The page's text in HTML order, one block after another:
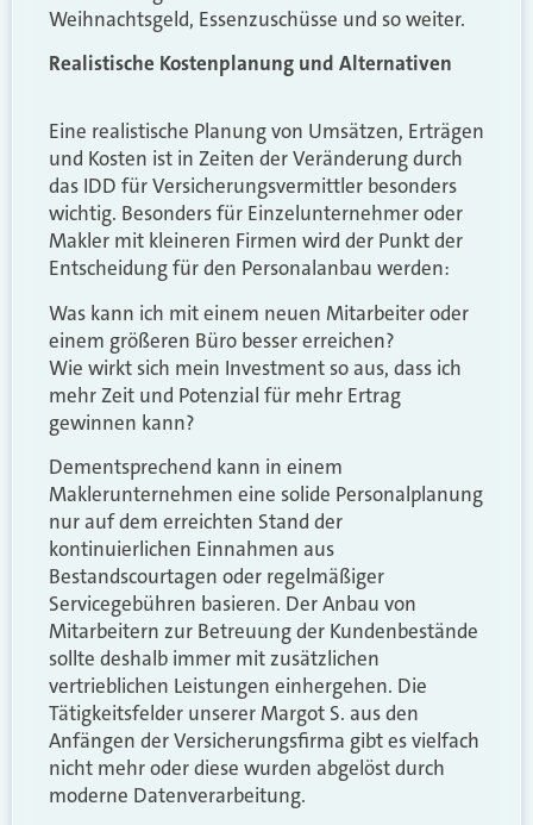
Weihnachtsgeld, Essenzuschüsse und so weiter.
Realistische Kostenplanung und Alternativen
Eine realistische Planung von Umsätzen, Erträgen
und Kosten ist in Zeiten der Veränderung durch
das IDD für Versicherungsvermittler besonders
wichtig. Besonders für Einzelunternehmer oder
Makler mit kleineren Firmen wird der Punkt der
Entscheidung für den Personalanbau werden:
Was kann ich mit einem neuen Mitarbeiter oder
einem größeren Büro besser erreichen?
Wie wirkt sich mein Investment so aus, dass ich
mehr Zeit und Potenzial für mehr Ertrag
gewinnen kann?
Dementsprechend kann in einem
Maklerunternehmen eine solide Personalplanung
nur auf dem erreichten Stand der
kontinuierlichen Einnahmen aus
Bestandscourtagen oder regelmäßiger
Servicegebühren basieren. Der Anbau von
Mitarbeitern zur Betreuung der Kundenbestände
sollte deshalb immer mit zusätzlichen
vertrieblichen Leistungen einhergehen. Die
Tätigkeitsfelder unserer Margot S. aus den
Anfängen der Versicherungsfirma gibt es vielfach
nicht mehr oder diese wurden abgelöst durch
moderne Datenverarbeitung.